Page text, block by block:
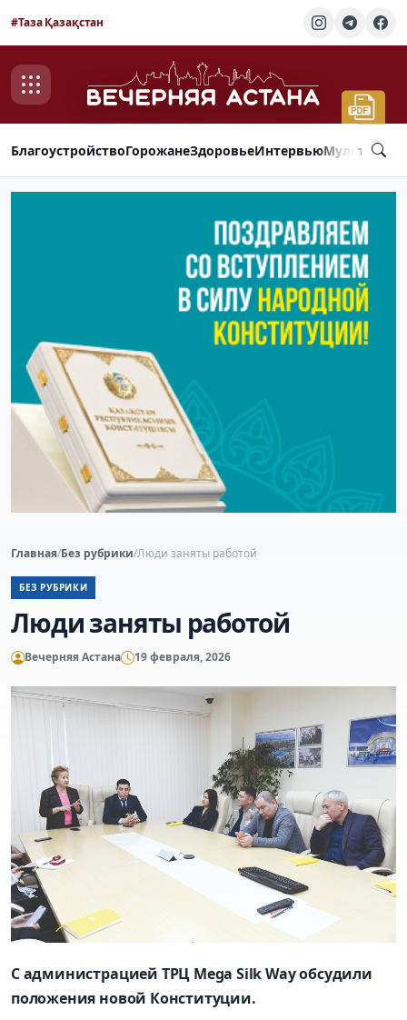
#Таза Қазақстан
БлагоустройствоГорожанеЗдоровьеИнтервью
Главная/Без рубрики/Люди заняты работой
БЕЗ РУБРИКИ
Люди заняты работой
Вечерняя Астана 19 февраля, 2026
С администрацией ТРЦ Mega Silk Way обсудили
положения новой Конституции.